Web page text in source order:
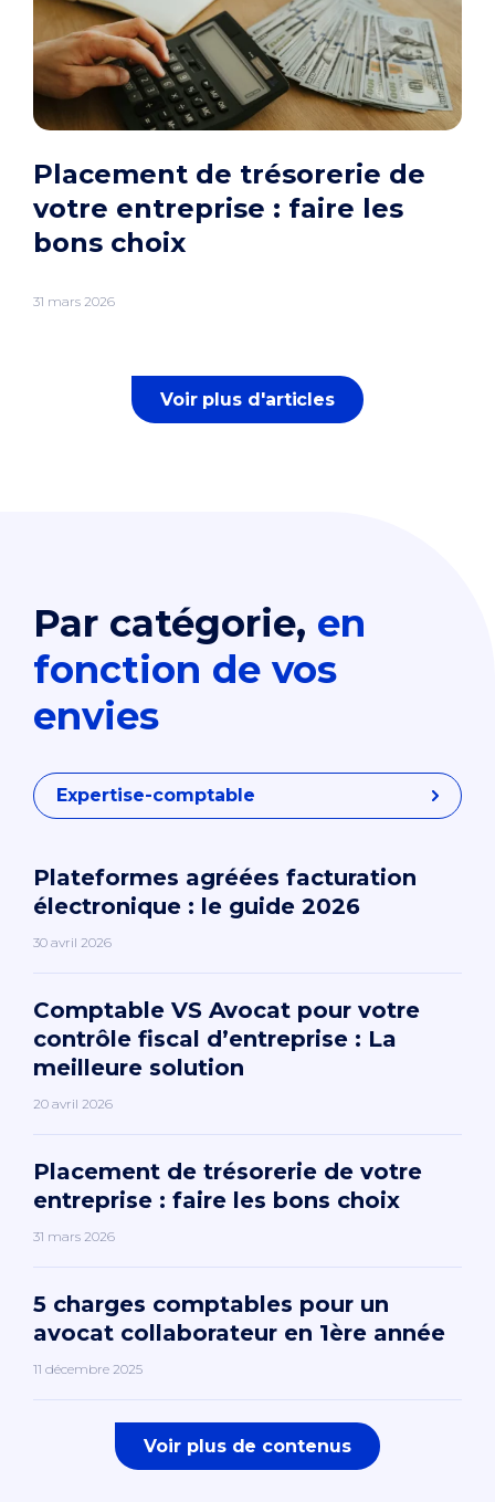
Placement de trésorerie de
votre entreprise : faire les
bons choix
31 mars 2026
Voir plus d'articles
Par catégorie, en
fonction de vos
envies
Plateformes agréées facturation
électronique : le guide 2026
30 avril 2026
Comptable VS Avocat pour votre
contrôle fiscal d’entreprise : La
meilleure solution
20 avril 2026
Placement de trésorerie de votre
entreprise : faire les bons choix
31 mars 2026
5 charges comptables pour un
avocat collaborateur en 1ère année
11 décembre 2025
Voir plus de contenus